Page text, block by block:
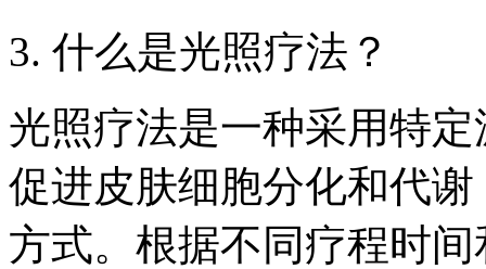
3. 什么是光照疗法？
光照疗法是一种采用特
促进皮肤细胞分化和代
方式。根据不同疗程时